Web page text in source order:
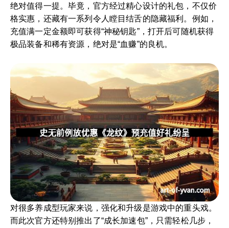
绝对值得一提。毕竟，官方经过精心设计的礼包，不仅价
格实惠，还藏有一系列令人瞠目结舌的隐藏福利。例如，
充值满一定金额即可获得“神秘钥匙”，打开后可随机获得
极品装备和稀有资源，绝对是“血赚”的良机。
对很多养成型玩家来说，强化和升级是游戏中的重头戏。
而此次官方还特别推出了“成长加速包”，只需轻松几步，